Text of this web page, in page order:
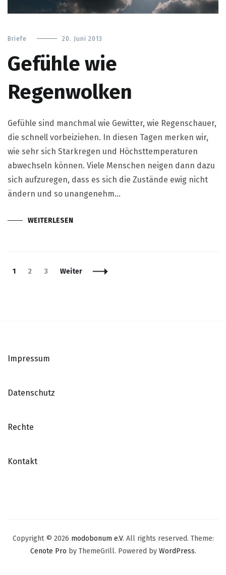
Briefe 20. Juni 2013
Gefühle wie
Regenwolken
Gefühle sind manchmal wie Gewitter, wie Regenschauer,
die schnell vorbeiziehen. In diesen Tagen merken wir,
wie sehr sich Starkregen und Höchsttemperaturen
abwechseln können. Viele Menschen neigen dann dazu
sich aufzuregen, dass es sich die Zustände ewig nicht
ändern und so unangenehm…
WEITERLESEN
Beitragsnavigation
Seite
1 Seite
2 Seite
3 Weiter
Impressum
Datenschutz
Rechte
Kontakt
Copyright © 2026 modobonum e.V. All rights reserved. Theme:
Cenote Pro by ThemeGrill. Powered by WordPress.